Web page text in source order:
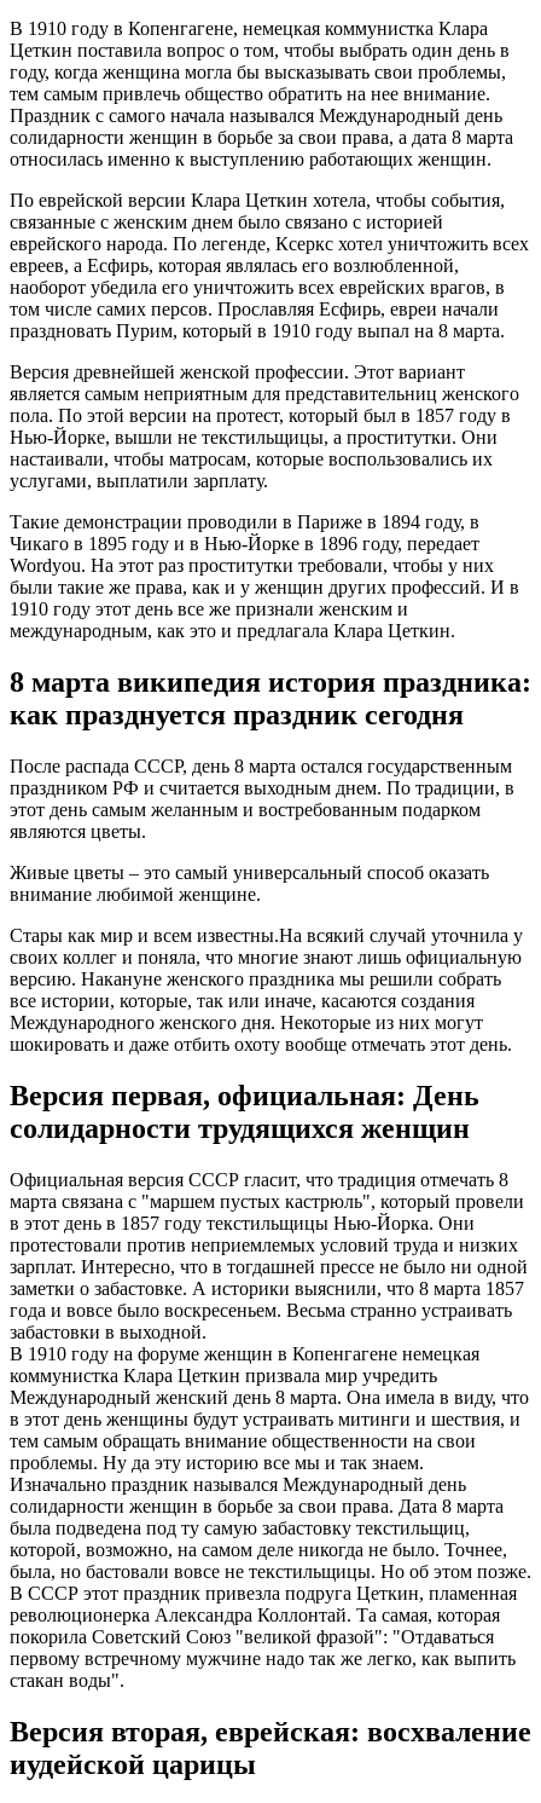
В 1910 году в Копенгагене, немецкая коммунистка Клара
Цеткин поставила вопрос о том, чтобы выбрать один день в
году, когда женщина могла бы высказывать свои проблемы,
тем самым привлечь общество обратить на нее внимание.
Праздник с самого начала назывался Международный день
солидарности женщин в борьбе за свои права, а дата 8 марта
относилась именно к выступлению работающих женщин.
По еврейской версии Клара Цеткин хотела, чтобы события,
связанные с женским днем было связано с историей
еврейского народа. По легенде, Ксеркс хотел уничтожить всех
евреев, а Есфирь, которая являлась его возлюбленной,
наоборот убедила его уничтожить всех еврейских врагов, в
том числе самих персов. Прославляя Есфирь, евреи начали
праздновать Пурим, который в 1910 году выпал на 8 марта.
Версия древнейшей женской профессии. Этот вариант
является самым неприятным для представительниц женского
пола. По этой версии на протест, который был в 1857 году в
Нью-Йорке, вышли не текстильщицы, а проститутки. Они
настаивали, чтобы матросам, которые воспользовались их
услугами, выплатили зарплату.
Такие демонстрации проводили в Париже в 1894 году, в
Чикаго в 1895 году и в Нью-Йорке в 1896 году, передает
Wordyou. На этот раз проститутки требовали, чтобы у них
были такие же права, как и у женщин других профессий. И в
1910 году этот день все же признали женским и
международным, как это и предлагала Клара Цеткин.
8 марта википедия история праздника:
как празднуется праздник сегодня
После распада СССР, день 8 марта остался государственным
праздником РФ и считается выходным днем. По традиции, в
этот день самым желанным и востребованным подарком
являются цветы.
Живые цветы – это самый универсальный способ оказать
внимание любимой женщине.
Стары как мир и всем известны.На всякий случай уточнила у
своих коллег и поняла, что многие знают лишь официальную
версию. Накануне женского праздника мы решили собрать
все истории, которые, так или иначе, касаются создания
Международного женского дня. Некоторые из них могут
шокировать и даже отбить охоту вообще отмечать этот день.
Версия первая, официальная: День
солидарности трудящихся женщин
Официальная версия СССР гласит, что традиция отмечать 8
марта связана с "маршем пустых кастрюль", который провели
в этот день в 1857 году текстильщицы Нью-Йорка. Они
протестовали против неприемлемых условий труда и низких
зарплат. Интересно, что в тогдашней прессе не было ни одной
заметки о забастовке. А историки выяснили, что 8 марта 1857
года и вовсе было воскресеньем. Весьма странно устраивать
забастовки в выходной.
В 1910 году на форуме женщин в Копенгагене немецкая
коммунистка Клара Цеткин призвала мир учредить
Международный женский день 8 марта. Она имела в виду, что
в этот день женщины будут устраивать митинги и шествия, и
тем самым обращать внимание общественности на свои
проблемы. Ну да эту историю все мы и так знаем.
Изначально праздник назывался Международный день
солидарности женщин в борьбе за свои права. Дата 8 марта
была подведена под ту самую забастовку текстильщиц,
которой, возможно, на самом деле никогда не было. Точнее,
была, но бастовали вовсе не текстильщицы. Но об этом позже.
В СССР этот праздник привезла подруга Цеткин, пламенная
революционерка Александра Коллонтай. Та самая, которая
покорила Советский Союз "великой фразой": "Отдаваться
первому встречному мужчине надо так же легко, как выпить
стакан воды".
Версия вторая, еврейская: восхваление
иудейской царицы